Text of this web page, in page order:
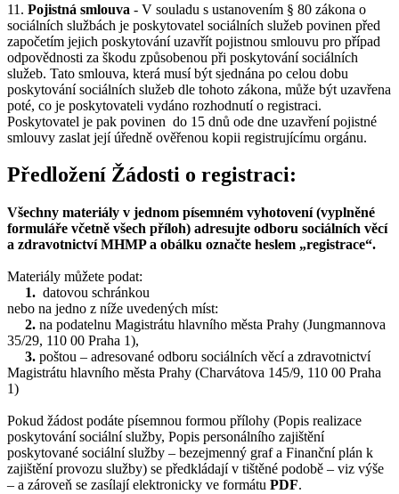
11. Pojistná smlouva - V souladu s ustanovením § 80 zákona o
sociálních službách je poskytovatel sociálních služeb povinen před
započetím jejich poskytování uzavřít pojistnou smlouvu pro případ
odpovědnosti za škodu způsobenou při poskytování sociálních
služeb. Tato smlouva, která musí být sjednána po celou dobu
poskytování sociálních služeb dle tohoto zákona, může být uzavřena
poté, co je poskytovateli vydáno rozhodnutí o registraci.
Poskytovatel je pak povinen do 15 dnů ode dne uzavření pojistné
smlouvy zaslat její úředně ověřenou kopii registrujícímu orgánu.
Předložení Žádosti o registraci:
​​​​Všechny materiály v jednom písemném vyhotovení (vyplněné
formuláře včetně všech příloh) adresujte odboru sociálních věcí
a zdravotnictví MHMP a obálku označte heslem „registrace“.
Materiály můžete podat:
1. datovou schránkou
nebo na jedno z níže uvedených míst:
2. na podatelnu Magistrátu hlavního města Prahy (Jungmannova
35/29, 110 00 Praha 1),
3. poštou – adresované odboru sociálních věcí a zdravotnictví
Magistrátu hlavního města Prahy (Charvátova 145/9, 110 00 Praha
1)
Pokud žádost podáte písemnou formou přílohy (Popis realizace
poskytování sociální služby, Popis personálního zajištění
poskytované sociální služby – bezejmenný graf a Finanční plán k
zajištění provozu služby) se předkládají v tištěné podobě – viz výše
– a zároveň se zasílají elektronicky ve formátu PDF.